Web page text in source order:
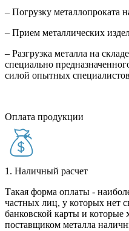
– Погрузку металлопроката
– Прием металлических
– Разгрузка металла на
специально
силой опытных
Оплата продукции
1. Наличный расчет
Такая форма оплаты -
частных лиц, у которых нет
банковской карты и которые
поставщиком металла